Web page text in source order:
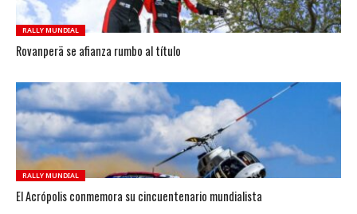
RALLY MUNDIAL
Rovanperä se afianza rumbo al título
RALLY MUNDIAL
El Acrópolis conmemora su cincuentenario mundialista